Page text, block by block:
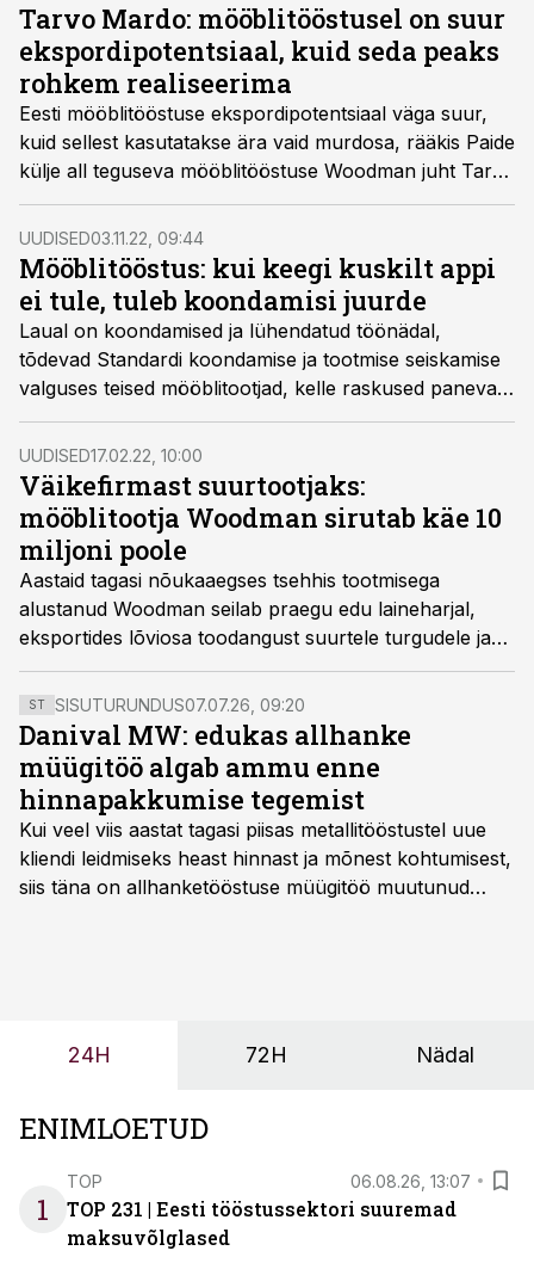
Tarvo Mardo: mööblitööstusel on suur
ekspordipotentsiaal, kuid seda peaks
rohkem realiseerima
Eesti mööblitööstuse ekspordipotentsiaal väga suur,
kuid sellest kasutatakse ära vaid murdosa, rääkis Paide
külje all teguseva mööblitööstuse Woodman juht Tarvo
Mardo konverentsil Tööstuse äriplaan 2025.
UUDISED03.11.22, 09:44
Mööblitööstus: kui keegi kuskilt appi
ei tule, tuleb koondamisi juurde
Laual on koondamised ja lühendatud töönädal,
tõdevad Standardi koondamise ja tootmise seiskamise
valguses teised mööblitootjad, kelle raskused panevad
keerulisse seisu ka nendega seotud tootmised, kirjutab
Äripäev.
UUDISED17.02.22, 10:00
Väikefirmast suurtootjaks:
mööblitootja Woodman sirutab käe 10
miljoni poole
Aastaid tagasi nõukaaegses tsehhis tootmisega
alustanud Woodman seilab praegu edu laineharjal,
eksportides lõviosa toodangust suurtele turgudele ja
sihtides juba 10 miljoni euro suurust käivet. Edu taustal
tuleb aga hakkama saada selliste kõigile tuntud
probleemidega nagu materjali- ja tööjõukriis, mis toob
ettevõtte hinnangul mööbli­tööstuses kaasa ühe olulise
muutuse.
ST SISUTURUNDUS07.07.26, 09:20
Danival MW: edukas allhanke
müügitöö algab ammu enne
hinnapakkumise tegemist
Kui veel viis aastat tagasi piisas metallitööstustel uue
kliendi leidmiseks heast hinnast ja mõnest kohtumisest,
siis täna on allhanketööstuse müügitöö muutunud
24H 72H Nädal
ENIMLOETUD
1
TOP 06.08.26, 13:07
TOP 231 | Eesti tööstussektori suuremad
maksuvõlglased